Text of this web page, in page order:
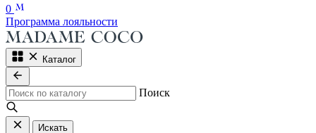
0
Программа лояльности
Каталог
Поиск
Искать